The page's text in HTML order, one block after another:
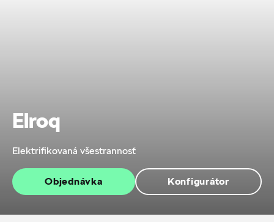
Elroq
Elektrifikovaná všestrannosť
Objednávka Konfigurátor